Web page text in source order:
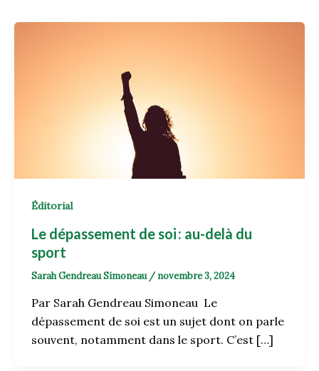
Éditorial
Le dépassement de soi : au-delà du
sport
Sarah Gendreau Simoneau / novembre 3, 2024
Par Sarah Gendreau Simoneau Le
dépassement de soi est un sujet dont on parle
souvent, notamment dans le sport. C’est […]